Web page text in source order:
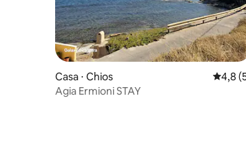
Casa ⋅ Chios 4,8 de
4,8
Agia Ermioni STAY